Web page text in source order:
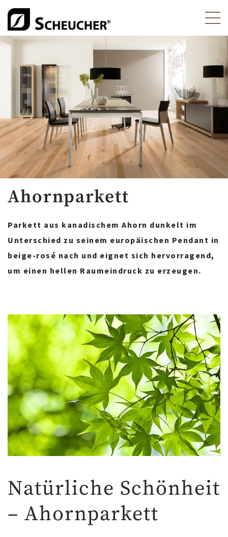
Ahornparkett
Parkett aus kanadischem Ahorn dunkelt im
Unterschied zu seinem europäischen Pendant in
beige-rosé nach und eignet sich hervorragend,
um einen hellen Raumeindruck zu erzeugen.
Natürliche Schönheit
– Ahornparkett